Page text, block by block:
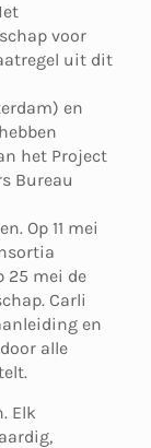
voor
uit dit
en
het Project
Bureau
Op 11 mei
25 mei de
Carli
en
alle
Elk